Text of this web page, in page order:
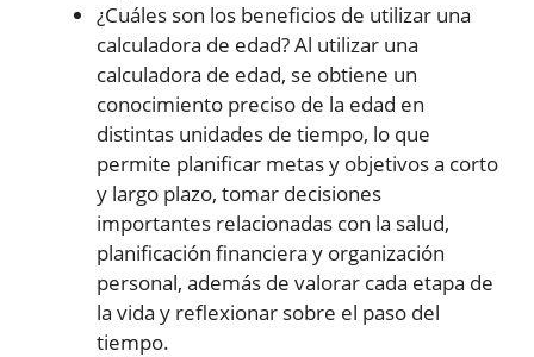
¿Cuáles son los beneficios de utilizar una
calculadora de edad? Al utilizar una
calculadora de edad, se obtiene un
conocimiento preciso de la edad en
distintas unidades de tiempo, lo que
permite planificar metas y objetivos a corto
y largo plazo, tomar decisiones
importantes relacionadas con la salud,
planificación financiera y organización
personal, además de valorar cada etapa de
la vida y reflexionar sobre el paso del
tiempo.